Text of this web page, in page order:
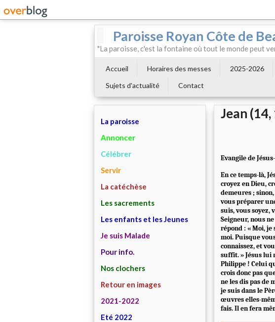
Paroisse Royan Côte de
"La paroisse, c'est la fontaine où tout le monde peut
Accueil Horaires des messes 2025-2026
Sujets d'actualité
Contact
La paroisse
Annoncer
Célébrer
Servir
La catéchèse
Les sacrements
Les enfants et les Jeunes
Je suis Malade
Pour info.
Nos clochers
Retour en images
2021-2022
Eté 2022
Jean
Evangile de
En ce temps-là,
croyez en Dieu,
demeures ;
vous préparer
suis, vous soyez,
Seigneur, nous
répond : « Moi, je
moi. Puisque
connaissez, et
suffit. » Jésus lui
Philippe ! Celui
crois donc pas
ne les dis pas de
je suis dans le
œuvres elles-
fais. Il en fera